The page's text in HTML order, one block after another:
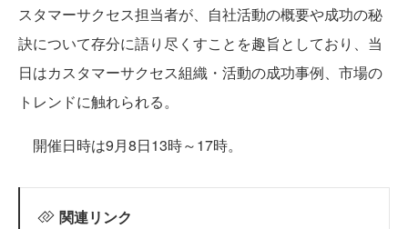
スタマーサクセス担当者が、自社活動の概要や成功の秘
訣について存分に語り尽くすことを趣旨としており、当
日はカスタマーサクセス組織・活動の成功事例、市場の
トレンドに触れられる。
開催日時は9月8日13時～17時。
関連リンク